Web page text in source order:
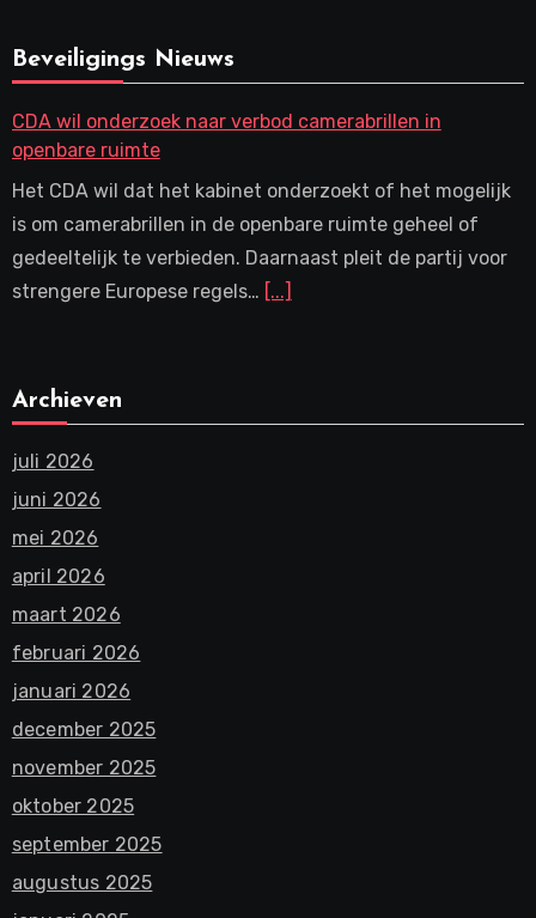
Beveiligings Nieuws
CDA wil onderzoek naar verbod camerabrillen in
openbare ruimte
Het CDA wil dat het kabinet onderzoekt of het mogelijk
is om camerabrillen in de openbare ruimte geheel of
gedeeltelijk te verbieden. Daarnaast pleit de partij voor
strengere Europese regels… [...]
Archieven
juli 2026
juni 2026
mei 2026
april 2026
maart 2026
februari 2026
januari 2026
december 2025
november 2025
oktober 2025
september 2025
augustus 2025